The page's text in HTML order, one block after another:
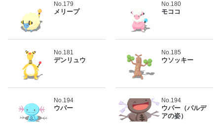
No.179
メリープ
No.180
モココ
No.181
デンリュウ
No.185
ウソッキー
No.194
ウパー
No.194
ウパー（パルデ
アの姿）